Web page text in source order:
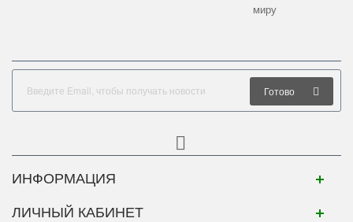
миру
Готово
ИНФОРМАЦИЯ
ЛИЧНЫЙ КАБИНЕТ